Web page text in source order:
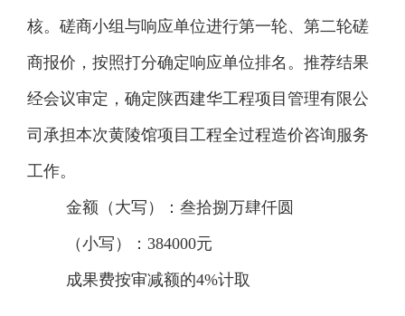
核。 磋商小组与响应单位进行第一轮、第二轮磋
商报价，按照打分确定响应单位排名。推荐结果
经会议审定， 确定陕西建华工程项目管理有限公
司承担本次黄陵馆项目工程全过程造价咨询服务
工作。
金额（大写）：叁拾捌万肆仟圆
（小写）： 384000元
成果费按审减额的4%计取